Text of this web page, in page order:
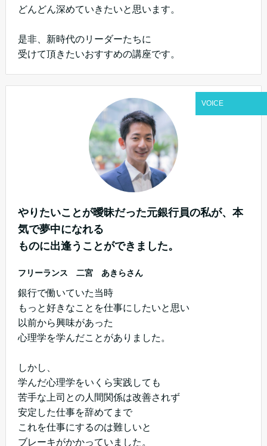
どんどん深めていきたいと思います。
是非、新時代のリーダーたちに
受けて頂きたいおすすめの講座です。
やりたいことが曖昧だった元銀行員の私が、本
気で夢中になれる
ものに出逢うことができました。
フリーランス 二宮 あきらさん
銀行で働いていた当時
もっと好きなことを仕事にしたいと思い
以前から興味があった
心理学を学んだことがありました。
しかし、
学んだ心理学をいくら実践しても
苦手な上司との人間関係は改善されず
安定した仕事を辞めてまで
これを仕事にするのは難しいと
ブレーキがかかっていました。
VOICE